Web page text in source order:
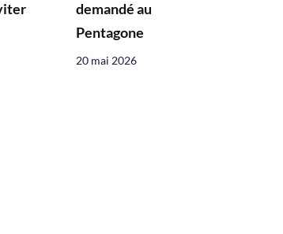
demandé au
Pentagone
20 mai 2026